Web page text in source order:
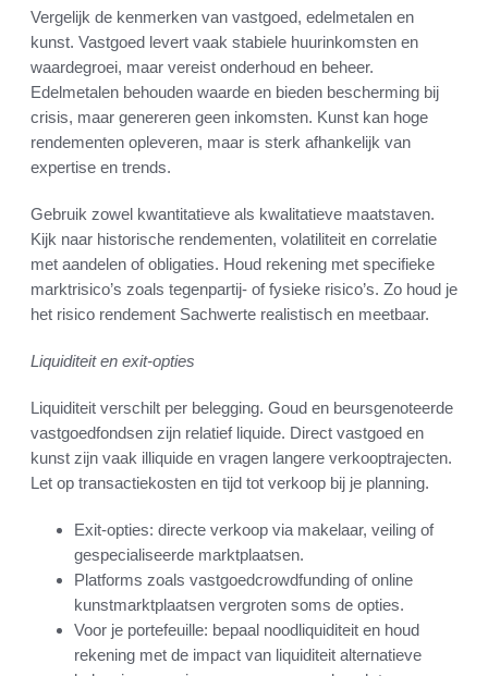
Vergelijk de kenmerken van vastgoed, edelmetalen en
kunst. Vastgoed levert vaak stabiele huurinkomsten en
waardegroei, maar vereist onderhoud en beheer.
Edelmetalen behouden waarde en bieden bescherming bij
crisis, maar genereren geen inkomsten. Kunst kan hoge
rendementen opleveren, maar is sterk afhankelijk van
expertise en trends.
Gebruik zowel kwantitatieve als kwalitatieve maatstaven.
Kijk naar historische rendementen, volatiliteit en correlatie
met aandelen of obligaties. Houd rekening met specifieke
marktrisico’s zoals tegenpartij- of fysieke risico’s. Zo houd je
het risico rendement Sachwerte realistisch en meetbaar.
Liquiditeit en exit-opties
Liquiditeit verschilt per belegging. Goud en beursgenoteerde
vastgoedfondsen zijn relatief liquide. Direct vastgoed en
kunst zijn vaak illiquide en vragen langere verkooptrajecten.
Let op transactiekosten en tijd tot verkoop bij je planning.
Exit-opties: directe verkoop via makelaar, veiling of
gespecialiseerde marktplaatsen.
Platforms zoals vastgoedcrowdfunding of online
kunstmarktplaatsen vergroten soms de opties.
Voor je portefeuille: bepaal noodliquiditeit en houd
rekening met de impact van liquiditeit alternatieve